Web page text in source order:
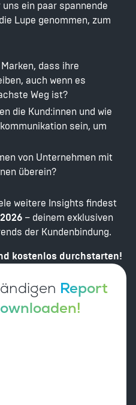
ein paar spannende
Lupe genommen, zum
dass ihre
auch wenn es
Weg ist?
die Kund:innen und wie
sein, um
von Unternehmen mit
überein?
weitere Insights findest
– deinem exklusiven
der Kundenbindung.
kostenlos durchstarten!
Report